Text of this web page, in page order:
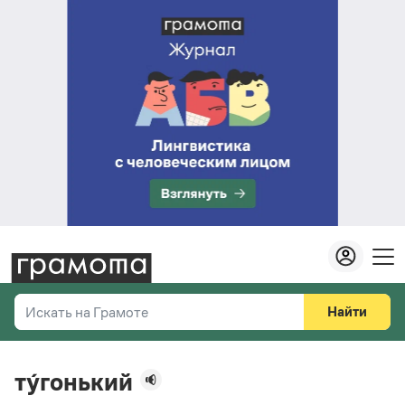
Искать на Грамоте
Справочная служба
Найти
ту́гонький